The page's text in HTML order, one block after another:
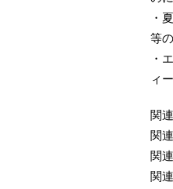
・
等
・
ィ
関
関
関
関